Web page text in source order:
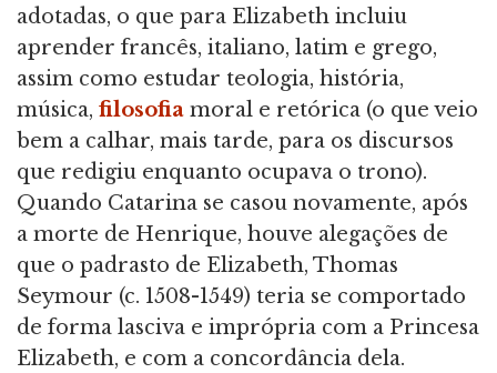
adotadas, o que para Elizabeth incluiu
aprender francês, italiano, latim e grego,
assim como estudar teologia, história,
música, filosofia moral e retórica (o que veio
bem a calhar, mais tarde, para os discursos
que redigiu enquanto ocupava o trono).
Quando Catarina se casou novamente, após
a morte de Henrique, houve alegações de
que o padrasto de Elizabeth, Thomas
Seymour (c. 1508-1549) teria se comportado
de forma lasciva e imprópria com a Princesa
Elizabeth, e com a concordância dela.